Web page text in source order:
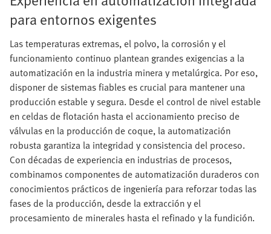
para entornos exigentes
Las temperaturas extremas, el polvo, la corrosión y el
funcionamiento continuo plantean grandes exigencias a la
automatización en la industria minera y metalúrgica. Por eso,
disponer de sistemas fiables es crucial para mantener una
producción estable y segura. Desde el control de nivel estable
en celdas de flotación hasta el accionamiento preciso de
válvulas en la producción de coque, la automatización
robusta garantiza la integridad y consistencia del proceso.
Con décadas de experiencia en industrias de procesos,
combinamos componentes de automatización duraderos con
conocimientos prácticos de ingeniería para reforzar todas las
fases de la producción, desde la extracción y el
procesamiento de minerales hasta el refinado y la fundición.